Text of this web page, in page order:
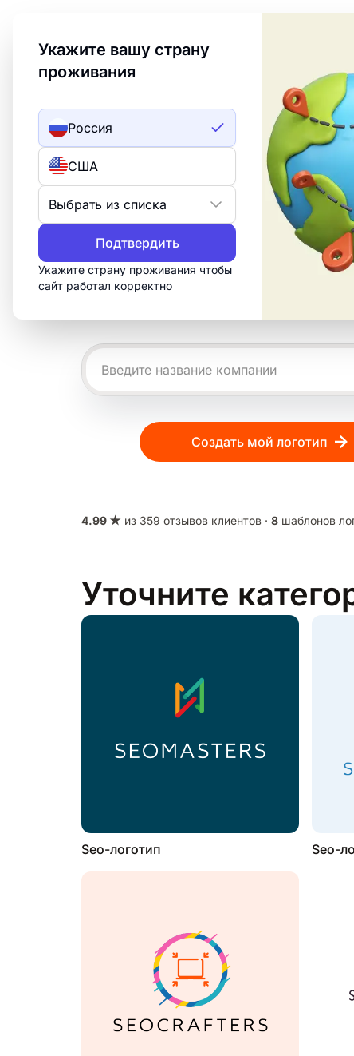
Укажите вашу страну
проживания
Россия
США
Выбрать из списка
Подтвердить
Укажите страну проживания чтобы
сайт работал корректно
Welcome to Turbologo! This page is available in
ИИ лого
Примеры
Seo
Создайте профессиональный
оптимизация» за 15 минут.
скачайте всё, что нужно для печати,
Создать мой логотип
4.99 ★ из 359 отзывов клиентов · 8 шаблонов
Уточните
Seo-логотип Seo-